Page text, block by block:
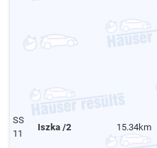
SS
11
Iszka /2 15.34km